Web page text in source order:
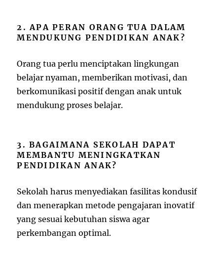
2. APA PERAN ORANG TUA DALAM
MENDUKUNG PENDIDIKAN ANAK?
Orang tua perlu menciptakan lingkungan
belajar nyaman, memberikan motivasi, dan
berkomunikasi positif dengan anak untuk
mendukung proses belajar.
3. BAGAIMANA SEKOLAH DAPAT
MEMBANTU MENINGKATKAN
PENDIDIKAN ANAK?
Sekolah harus menyediakan fasilitas kondusif
dan menerapkan metode pengajaran inovatif
yang sesuai kebutuhan siswa agar
perkembangan optimal.